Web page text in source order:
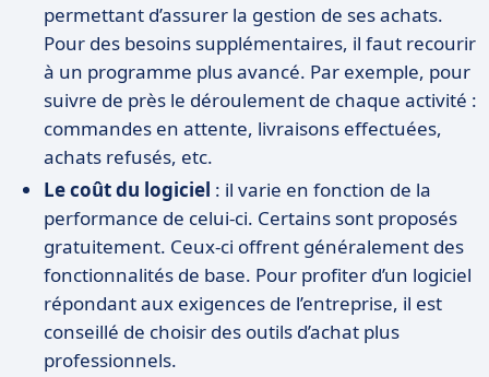
permettant d’assurer la gestion de ses achats.
Pour des besoins supplémentaires, il faut recourir
à un programme plus avancé. Par exemple, pour
suivre de près le déroulement de chaque activité :
commandes en attente, livraisons effectuées,
achats refusés, etc.
Le coût du logiciel : il varie en fonction de la
performance de celui-ci. Certains sont proposés
gratuitement. Ceux-ci offrent généralement des
fonctionnalités de base. Pour profiter d’un logiciel
répondant aux exigences de l’entreprise, il est
conseillé de choisir des outils d’achat plus
professionnels.